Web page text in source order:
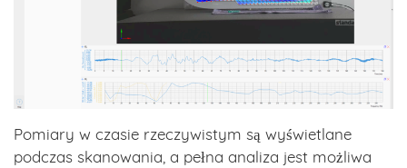
Pomiary w czasie rzeczywistym są wyświetlane
podczas skanowania, a pełna analiza jest możliwa